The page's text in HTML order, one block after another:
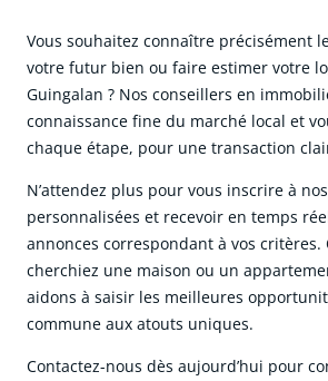
Vous souhaitez connaître précisément
votre futur bien ou faire estimer votre
Guingalan ? Nos conseillers en
connaissance fine du marché local et
chaque étape, pour une transaction
N’attendez plus pour vous inscrire à
personnalisées et recevoir en temps
annonces correspondant à vos critères.
cherchiez une maison ou un
aidons à saisir les meilleures
commune aux atouts uniques.
Contactez-nous dès aujourd’hui pour